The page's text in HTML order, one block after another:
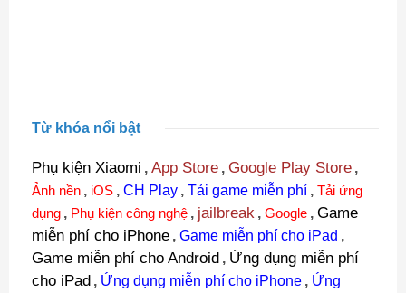
Từ khóa nổi bật
Phụ kiện Xiaomi , App Store , Google Play Store ,
Ảnh nền , iOS , CH Play , Tải game miễn phí , Tải ứng
dụng , Phụ kiện công nghệ , jailbreak , Google , Game
miễn phí cho iPhone , Game miễn phí cho iPad ,
Game miễn phí cho Android , Ứng dụng miễn phí
cho iPad , Ứng dụng miễn phí cho iPhone , Ứng